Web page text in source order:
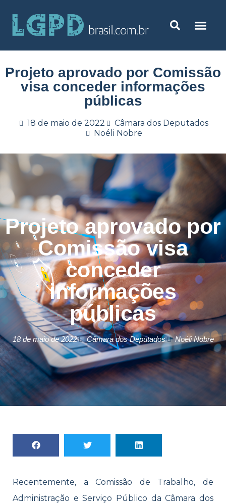
Projeto aprovado por Comissão
visa conceder informações
públicas
18 de maio de 2022
Câmara dos Deputados
Noéli Nobre
Projeto aprovado por
Comissão visa
conceder
informações
públicas
18 de maio de 2022 Câmara dos Deputados Noéli Nobre
Recentemente, a Comissão de Trabalho, de
Administração e Serviço Público da Câmara dos